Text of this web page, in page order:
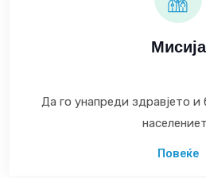
Мисија
Да го унапреди здравјето и
Повеќе